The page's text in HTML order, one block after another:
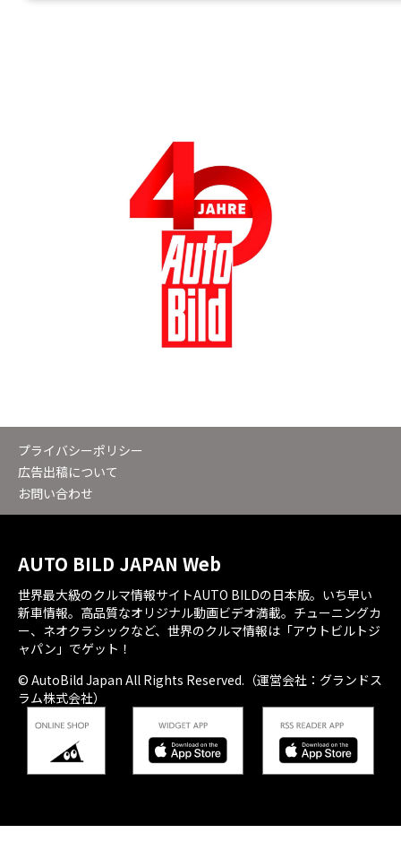
プライバシーポリシー
広告出稿について
お問い合わせ
AUTO BILD JAPAN Web
世界最大級のクルマ情報サイトAUTO BILDの日本版。いち早い
新車情報。高品質なオリジナル動画ビデオ満載。チューニングカ
ー、ネオクラシックなど、世界のクルマ情報は「アウトビルトジ
ャパン」でゲット！
© AutoBild Japan All Rights Reserved.（運営会社：グランドス
ラム株式会社）